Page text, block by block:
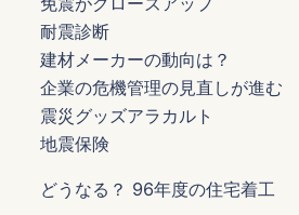
耐震診断
建材メーカーの動向は？
企業の危機管理の見直しが進む
震災グッズアラカルト
地震保険
どうなる？ 96年度の住宅着工